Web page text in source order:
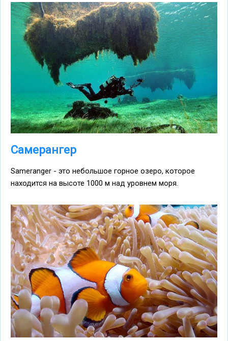
Самерангер
Sameranger - это небольшое горное озеро, которое
находится на высоте 1000 м над уровнем моря.